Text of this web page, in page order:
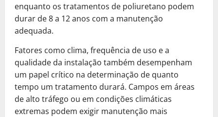
enquanto os tratamentos de poliuretano podem
durar de 8 a 12 anos com a manutenção
adequada.
Fatores como clima, frequência de uso e a
qualidade da instalação também desempenham
um papel crítico na determinação de quanto
tempo um tratamento durará. Campos em áreas
de alto tráfego ou em condições climáticas
extremas podem exigir manutenção mais